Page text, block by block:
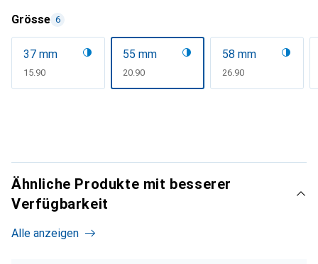
Grösse 6
37 mm
CHF
15.90
55 mm
CHF
20.90
58 mm
CHF
26.90
Ähnliche Produkte mit besserer
Verfügbarkeit
Alle anzeigen